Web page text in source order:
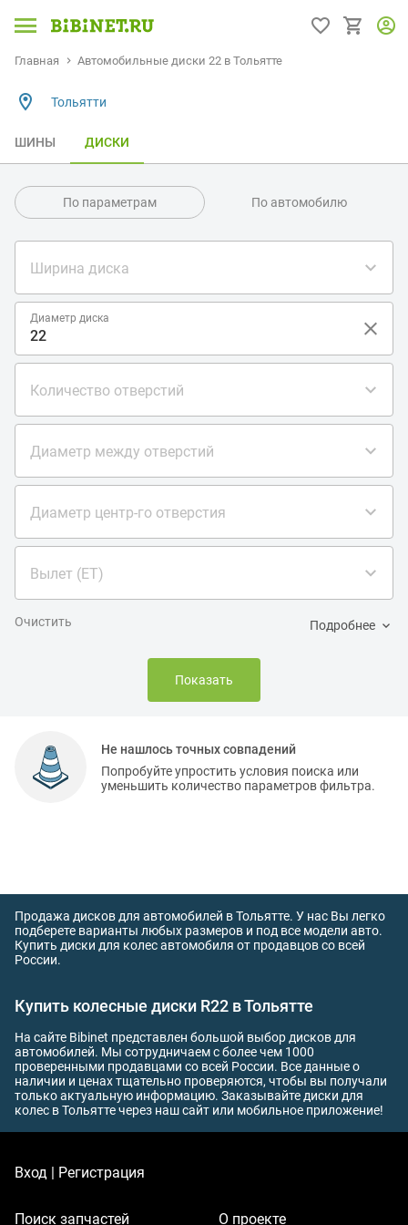
Главная Автомобильные диски 22 в Тольятте
Тольятти
ШИНЫ ДИСКИ
По параметрам По автомобилю
Ширина диска
Диаметр диска
Количество отверстий
Диаметр между отверстий
Диаметр центр-го отверстия
Вылет (ET)
Очистить Подробнее
Показать
Не нашлось точных совпадений
Попробуйте упростить условия поиска или
уменьшить количество параметров фильтра.
Продажа дисков для автомобилей в Тольятте. У нас Вы легко
подберете варианты любых размеров и под все модели авто.
Купить диски для колес автомобиля от продавцов со всей
России.
Купить колесные диски R22 в Тольятте
На сайте Bibinet представлен большой выбор дисков для
автомобилей. Мы сотрудничаем с более чем 1000
проверенными продавцами со всей России. Все данные о
наличии и ценах тщательно проверяются, чтобы вы получали
только актуальную информацию. Заказывайте диски для
колес в Тольятте через наш сайт или мобильное приложение!
Вход | Регистрация
Поиск запчастей О проекте